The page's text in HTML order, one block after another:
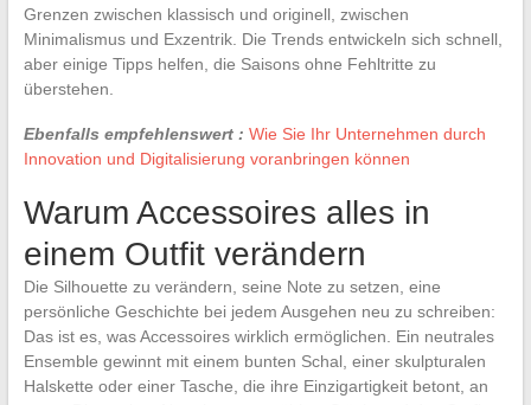
Grenzen zwischen klassisch und originell, zwischen
Minimalismus und Exzentrik. Die Trends entwickeln sich schnell,
aber einige Tipps helfen, die Saisons ohne Fehltritte zu
überstehen.
Ebenfalls empfehlenswert : Wie Sie Ihr Unternehmen durch
Innovation und Digitalisierung voranbringen können
Warum Accessoires alles in
einem Outfit verändern
Die Silhouette zu verändern, seine Note zu setzen, eine
persönliche Geschichte bei jedem Ausgehen neu zu schreiben:
Das ist es, was Accessoires wirklich ermöglichen. Ein neutrales
Ensemble gewinnt mit einem bunten Schal, einer skulpturalen
Halskette oder einer Tasche, die ihre Einzigartigkeit betont, an